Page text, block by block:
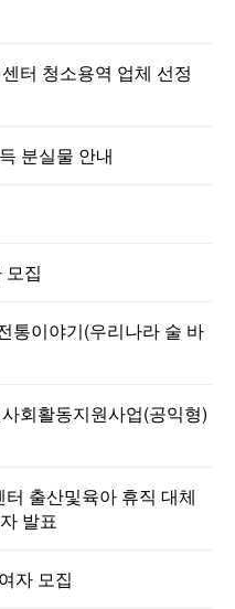
터 청소용역 업체 선정
분실물 안내
모집
통이야기(우리나라 술 바
회활동지원사업(공익형)
출산및육아 휴직 대체
발표
자 모집